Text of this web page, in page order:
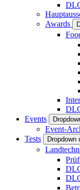
Awards
Events
Event-
Tests
Dropdown